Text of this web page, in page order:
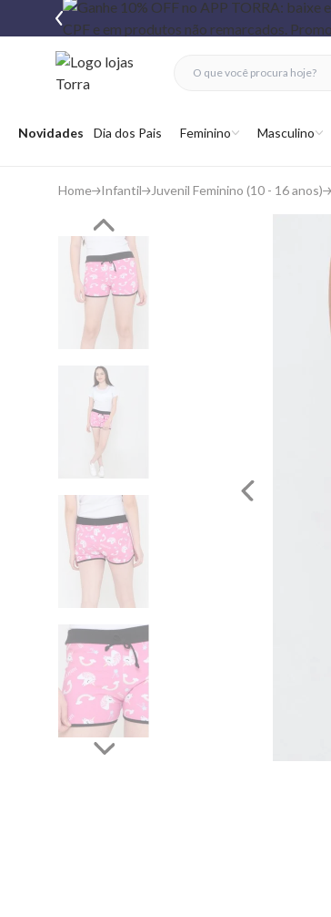
Abrir menu
Novidades Dia dos Pais Feminino Masculino
fechar menu
fechar menu
favoritos
Home Infantil Juvenil Feminino (10 - 16 anos)